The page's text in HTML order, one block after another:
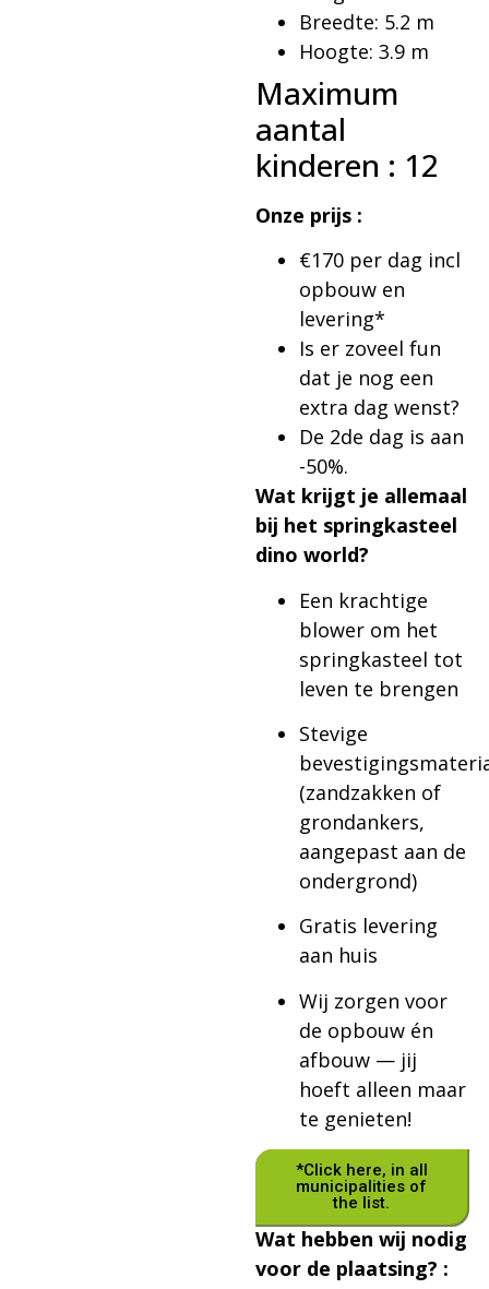
Breedte: 5.2 m
Hoogte: 3.9 m
Maximum
aantal
kinderen : 12
Onze prijs :
€170 per dag incl
opbouw en
levering*
Is er zoveel fun
dat je nog een
extra dag wenst?
De 2de dag is aan
-50%.
Wat krijgt je allemaal
bij het springkasteel
dino world?
Een krachtige
blower om het
springkasteel tot
leven te brengen
Stevige
(zandzakken of
grondankers,
aangepast aan de
ondergrond)
Gratis levering
aan huis
Wij zorgen voor
de opbouw én
afbouw — jij
hoeft alleen maar
te genieten!
*Click here, in all
municipalities of
the list.
Wat hebben wij nodig
voor de plaatsing? :